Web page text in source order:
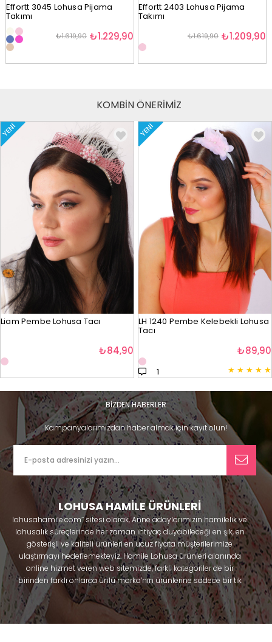
Effortt 3045 Lohusa Pijama
Takımı
₺1.229,90
₺1.619,90
Effortt 2403 Lohusa Pijama
Takımı
₺1.209,90
₺1.619,90
KOMBİN ÖNERİMİZ
YENI
Liam Pembe Lohusa Tacı
₺84,90
YENI
LH 1240 Pembe Kelebekli Lohusa
Tacı
★ ★ ★ ★ ★
1
₺89,90
BİZDEN HABERLER
Kampanyalarımızdan haber almak için kayıt olun!
LOHUSA HAMİLE ÜRÜNLERİ
lohusahamile.com’’ sitesi olarak, Anne adaylarımızın hamilelik ve
lohusalık süreçlerinde her zaman ihtiyaç duyabileceği en şık, en
gösterişli ve kaliteli ürünleri en ucuz fiyata müşterilerimize
ulaştırmayı hedeflemekteyiz. Hamile Lohusa ürünleri alanında
online hizmet veren web sitemizde, farklı kategoriler de bir
birinden farklı onlarca ünlü marka’nın ürünlerine sadece bir tık
uzaklıkta olacaksınız. Hem hamilelik öncesi hem doğum sonrası
kullanabileceğiniz ürünler ile gebelik döneminizi huzur içinde
geçirmenize yardımcı olmaya çalışmaktayız. Annelerimizin